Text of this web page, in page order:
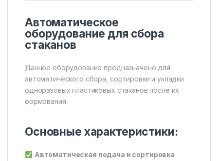
Автоматическое
оборудование для сбора
стаканов
Данное оборудование предназначено для
автоматического сбора, сортировки и укладки
одноразовых пластиковых стаканов после их
формования.
Основные характеристики:
Автоматическая подача и сортировка